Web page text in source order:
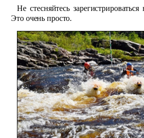
Не стесняйтесь
Это очень просто.